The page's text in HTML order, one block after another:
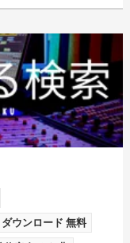
ウンロード 無料